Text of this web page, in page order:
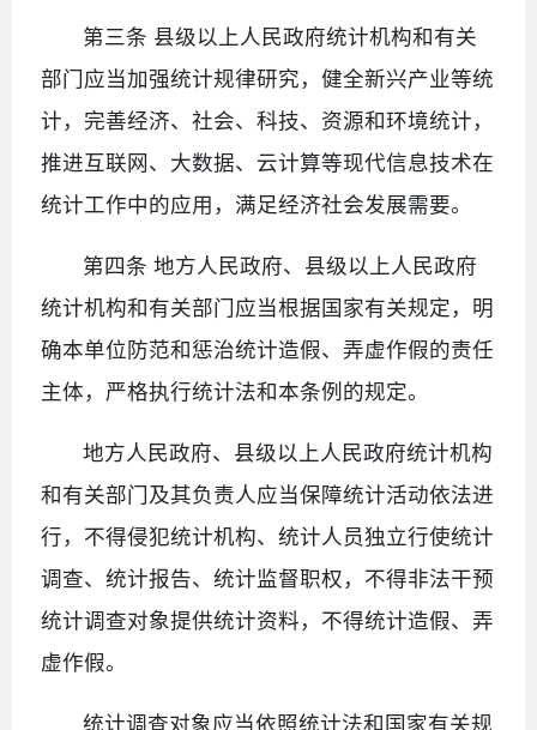
第三条 县级以上人民政府统计机构和有关
部门应当加强统计规律研究，健全新兴产业等统
计，完善经济、社会、科技、资源和环境统计，
推进互联网、大数据、云计算等现代信息技术在
统计工作中的应用，满足经济社会发展需要。
第四条 地方人民政府、县级以上人民政府
统计机构和有关部门应当根据国家有关规定，明
确本单位防范和惩治统计造假、弄虚作假的责任
主体，严格执行统计法和本条例的规定。
地方人民政府、县级以上人民政府统计机构
和有关部门及其负责人应当保障统计活动依法进
行，不得侵犯统计机构、统计人员独立行使统计
调查、统计报告、统计监督职权，不得非法干预
统计调查对象提供统计资料，不得统计造假、弄
虚作假。
统计调查对象应当依照统计法和国家有关规